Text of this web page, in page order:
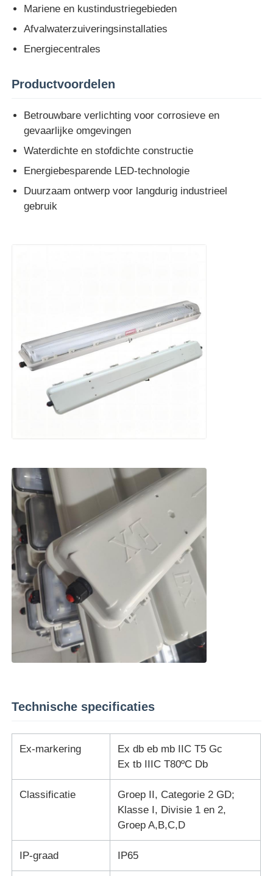
Producten
Over ons
Kwaliteitscontrole
Contacteer ons
Vraag een offerte aan
explosieveilige ventilator
Explosieveilige Doos
explosieveilige schakelaar
Explosiebestendige kabelklieren
explosiebestendige stop en contactdoos
Mariene en kustindustriegebieden
Afvalwaterzuiveringsinstallaties
Energiecentrales
Productvoordelen
Betrouwbare verlichting voor corrosieve en
gevaarlijke omgevingen
Waterdichte en stofdichte constructie
Energiebesparende LED-technologie
Duurzaam ontwerp voor langdurig industrieel
gebruik
Technische specificaties
Ex-markering
Ex db eb mb IIC T5 Gc
Ex tb IIIC T80ºC Db
Classificatie
Groep II, Categorie 2 GD;
Klasse I, Divisie 1 en 2,
Groep A,B,C,D
IP-graad IP65